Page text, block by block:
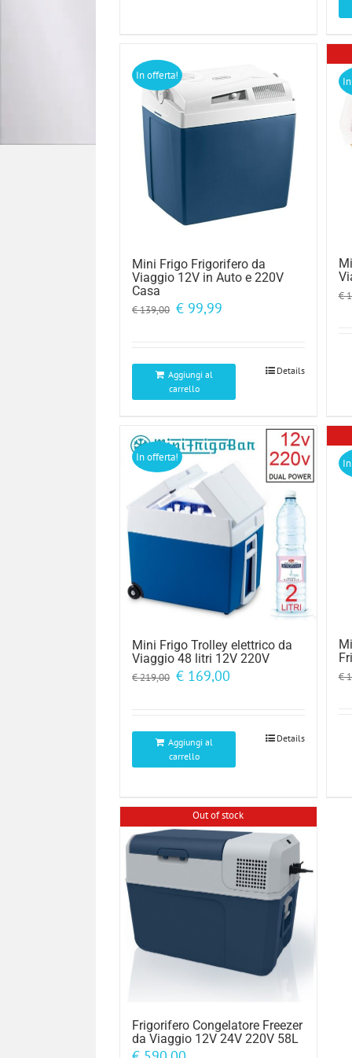
In offerta!
Mini Frigo Frigorifero da
Viaggio 12V in Auto e 220V
Casa
€139,00 Il
€ 139,00.
€ 99,99
€ 99,99.
Aggiungi al
carrello
Details
€
In offerta!
Mini Frigo Trolley elettrico da
Viaggio 48 litri 12V 220V
€219,00 Il
€ 219,00.
€ 169,00
€ 169,00.
Aggiungi al
carrello
Details
€
Out of stock
Frigorifero Congelatore Freezer
da Viaggio 12V 24V 220V 58L